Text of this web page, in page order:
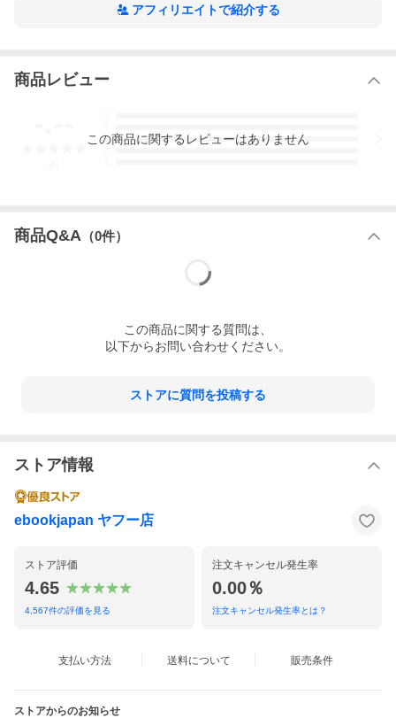
アフィリエイトで紹介する
商品レビュー
3
この商品に関するレビューはありません
商品Q&A （0件）
この商品に関する質問は、
以下からお問い合わせください。
ストアに質問を投稿する
ストア情報
ebookjapan ヤフー店
ストア評価
4.65
4,567件の評価を見る
注文キャンセル発生率
0.00％
注文キャンセル発生率とは？
支払い方法 送料について 販売条件
ストアからのお知らせ